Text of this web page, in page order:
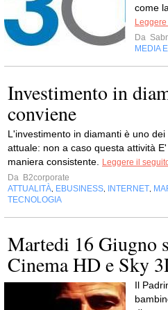
come
Da
MEDIA
Investimento in
conviene
L'investimento in diamanti è uno
attuale: non a caso questa attività
maniera consistente.
Leggere il
Da B2corporate
ATTUALITÀ EBUSINESS INTERNET
TECNOLOGIA
Martedi 16 Giugno
Cinema HD e Sky
Il